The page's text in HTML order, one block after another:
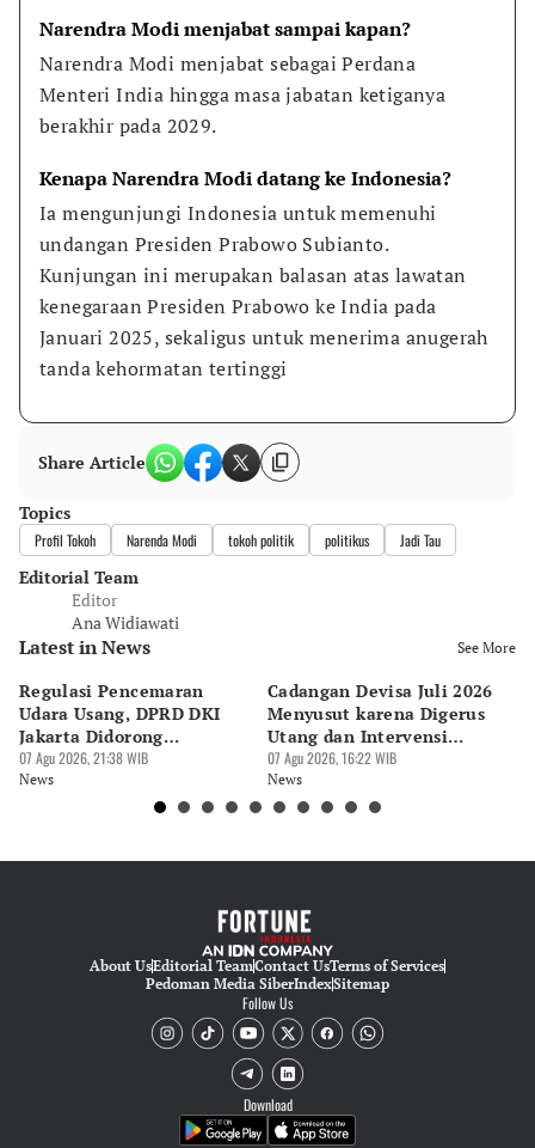
Narendra Modi menjabat sampai kapan?
Narendra Modi menjabat sebagai Perdana
Menteri India hingga masa jabatan ketiganya
berakhir pada 2029.
Kenapa Narendra Modi datang ke Indonesia?
Ia mengunjungi Indonesia untuk memenuhi
undangan Presiden Prabowo Subianto.
Kunjungan ini merupakan balasan atas lawatan
kenegaraan Presiden Prabowo ke India pada
Januari 2025, sekaligus untuk menerima anugerah
tanda kehormatan tertinggi
Share Article
Topics
Profil Tokoh Narenda Modi tokoh politik politikus Jadi Tau
Editorial Team
Editor
Ana Widiawati
Latest in News See More
Regulasi Pencemaran
Udara Usang, DPRD DKI
Jakarta Didorong
Prioritaskan Revisi Perda
07 Agu 2026, 21:38 WIB
News
Cadangan Devisa Juli 2026
Menyusut karena Digerus
Utang dan Intervensi
Rupiah
07 Agu 2026, 16:22 WIB
News
About UsEditorial TeamContact UsTerms of Services
Pedoman Media SiberIndexSitemap
Follow Us
Download